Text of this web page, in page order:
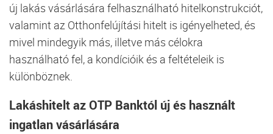
új lakás vásárlására felhasználható hitelkonstrukciót,
valamint az Otthonfelújítási hitelt is igényelheted, és
mivel mindegyik más, illetve más célokra
használható fel, a kondícióik és a feltételeik is
különböznek.
Lakáshitelt az OTP Banktól új és használt
ingatlan vásárlására